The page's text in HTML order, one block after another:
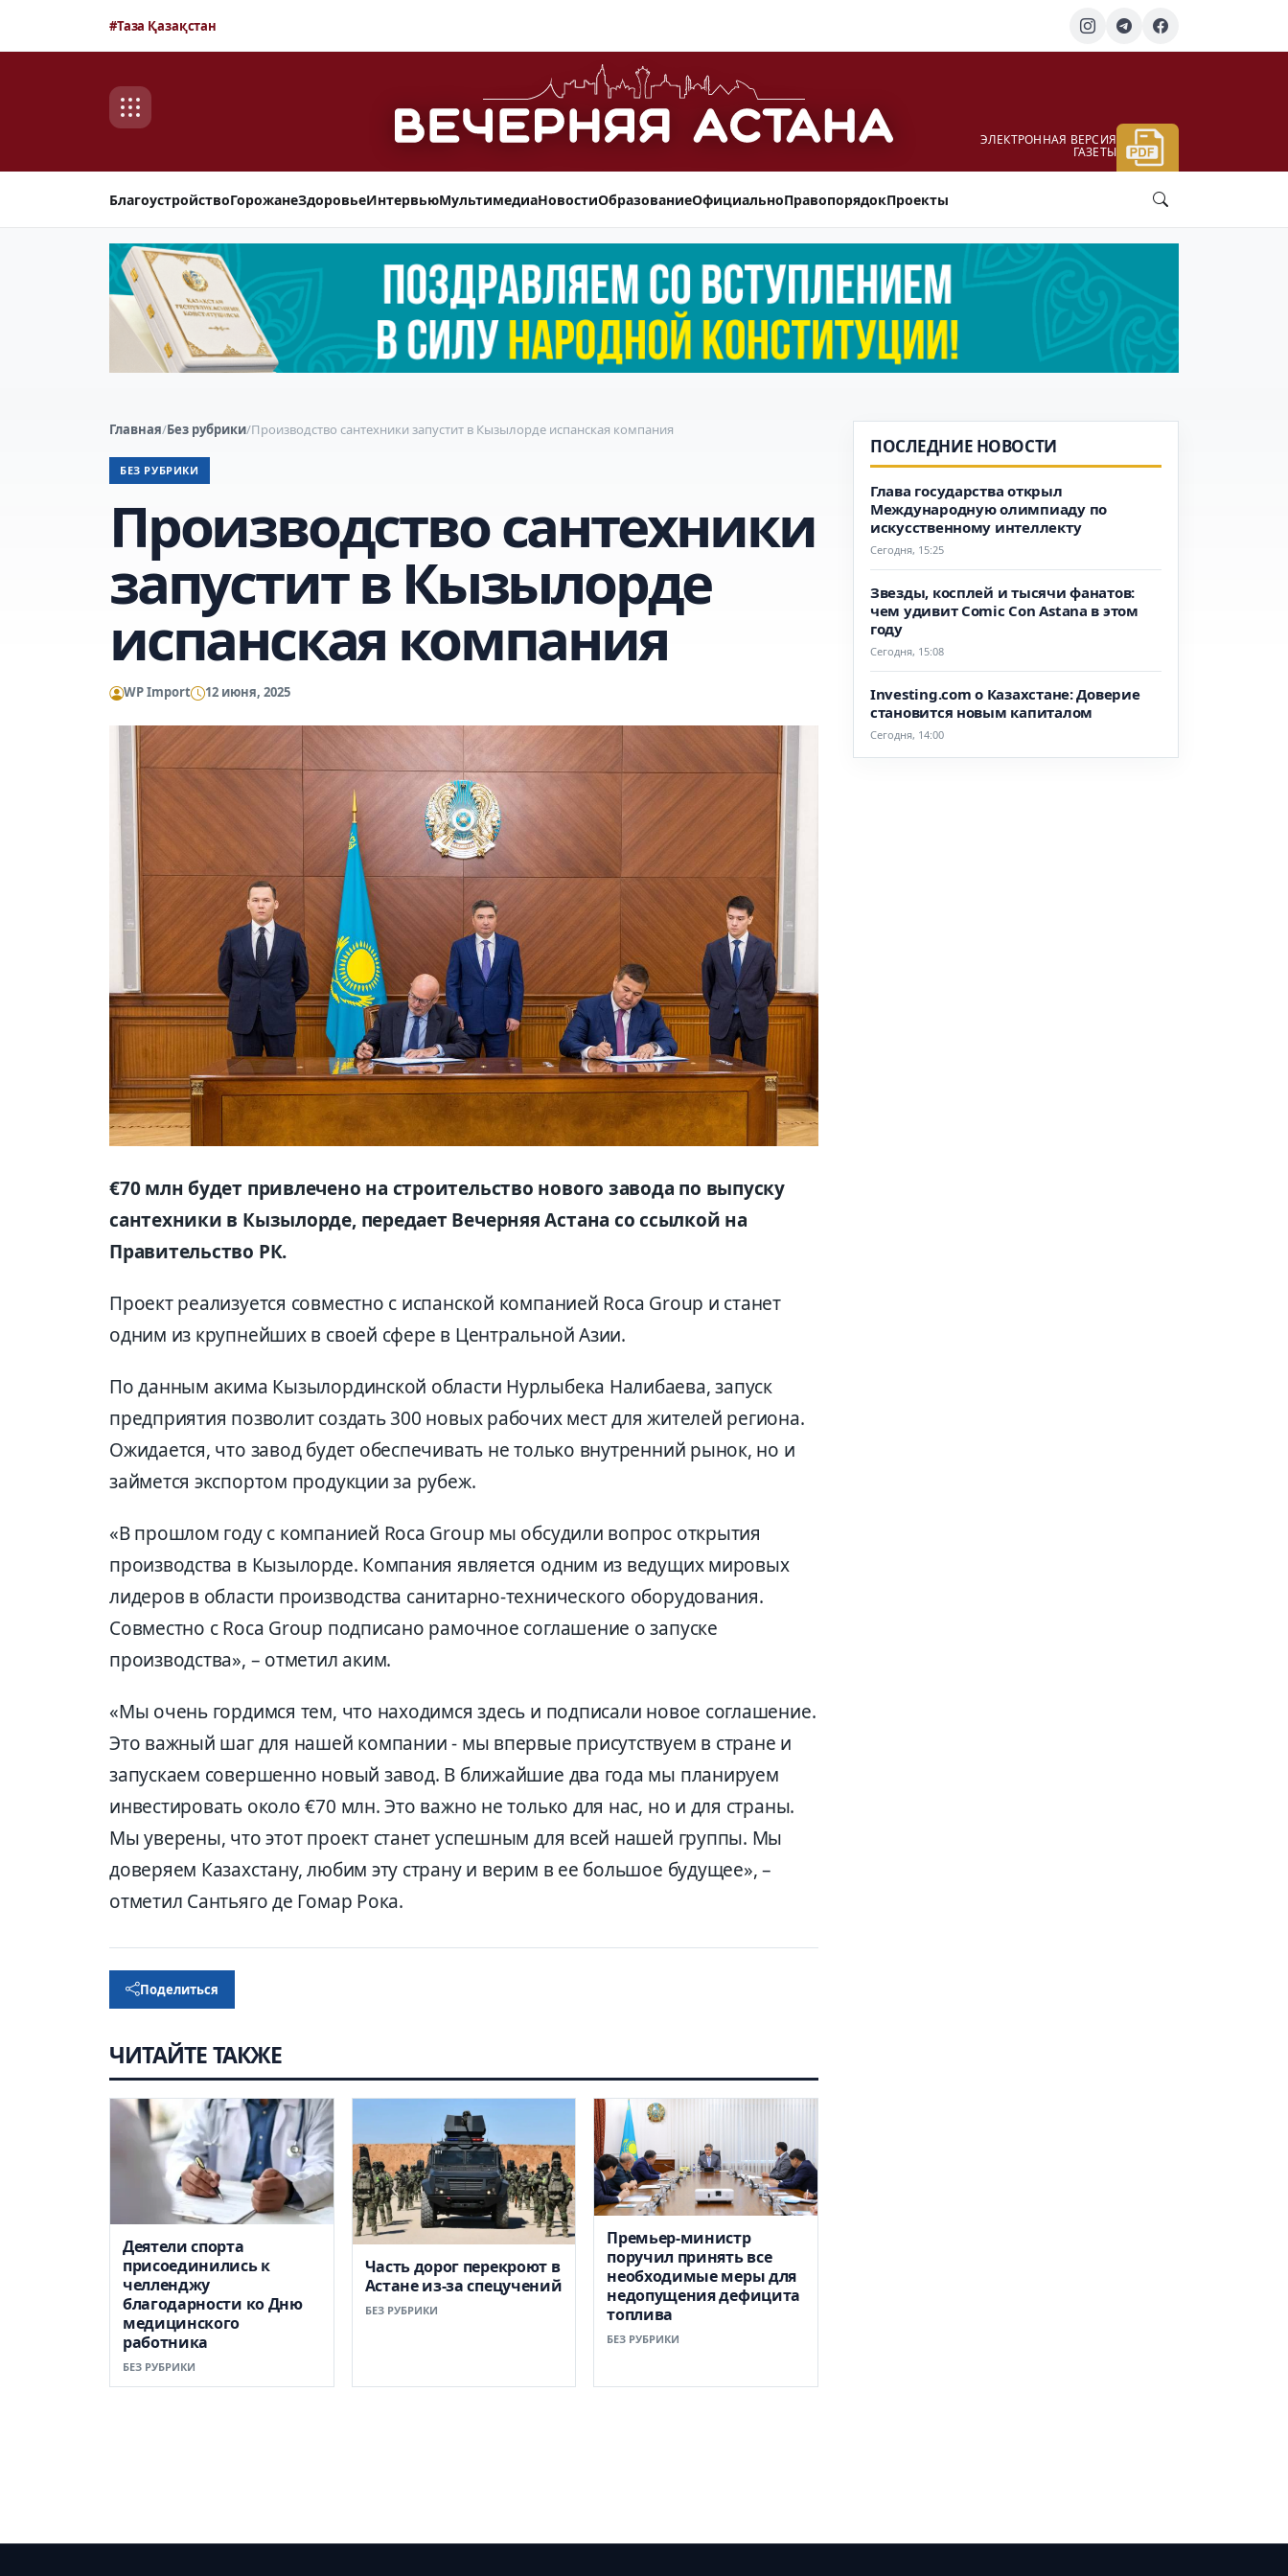
#Таза Қазақстан
ЭЛЕКТРОННАЯ ВЕРСИЯ
ГАЗЕТЫ
БлагоустройствоГорожанеЗдоровьеИнтервьюМультимедиаНовостиОбразованиеОфициальноПравопорядокПроекты
Главная/Без рубрики/Производство сантехники запустит в Кызылорде испанская компания
БЕЗ РУБРИКИ
Производство сантехники
запустит в Кызылорде
испанская компания
WP Import 12 июня, 2025
€70 млн будет привлечено на строительство нового завода по выпуску
сантехники в Кызылорде, передает Вечерняя Астана со ссылкой на
Правительство РК.
Проект реализуется совместно с испанской компанией Roca Group и станет
одним из крупнейших в своей сфере в Центральной Азии.
По данным акима Кызылординской области Нурлыбека Налибаева, запуск
предприятия позволит создать 300 новых рабочих мест для жителей региона.
Ожидается, что завод будет обеспечивать не только внутренний рынок, но и
займется экспортом продукции за рубеж.
«В прошлом году с компанией Roca Group мы обсудили вопрос открытия
производства в Кызылорде. Компания является одним из ведущих мировых
лидеров в области производства санитарно-технического оборудования.
Совместно с Roca Group подписано рамочное соглашение о запуске
производства», – отметил аким.
«Мы очень гордимся тем, что находимся здесь и подписали новое соглашение.
Это важный шаг для нашей компании - мы впервые присутствуем в стране и
запускаем совершенно новый завод. В ближайшие два года мы планируем
инвестировать около €70 млн. Это важно не только для нас, но и для страны.
Мы уверены, что этот проект станет успешным для всей нашей группы. Мы
доверяем Казахстану, любим эту страну и верим в ее большое будущее», –
отметил Сантьяго де Гомар Рока.
Поделиться
ЧИТАЙТЕ ТАКЖЕ
Деятели спорта
присоединились к
челленджу
благодарности ко Дню
медицинского
работника
БЕЗ РУБРИКИ
Часть дорог перекроют в
Астане из-за спецучений
БЕЗ РУБРИКИ
Премьер-министр
поручил принять все
необходимые меры для
недопущения дефицита
топлива
БЕЗ РУБРИКИ
ПОСЛЕДНИЕ НОВОСТИ
Глава государства открыл
Международную олимпиаду по
искусственному интеллекту
Сегодня, 15:25
Звезды, косплей и тысячи фанатов:
чем удивит Comic Con Astana в этом
году
Сегодня, 15:08
Investing.com о Казахстане: Доверие
становится новым капиталом
Сегодня, 14:00